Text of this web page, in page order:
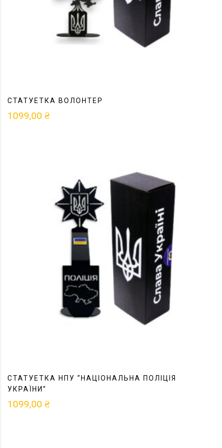
СТАТУЕТКА ВОЛОНТЕР
1099,00 ₴
СТАТУЕТКА НПУ “НАЦІОНАЛЬНА ПОЛІЦІЯ
УКРАЇНИ”
1099,00 ₴